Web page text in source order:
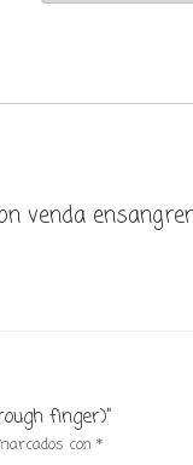
through
venda
finger)”
con *